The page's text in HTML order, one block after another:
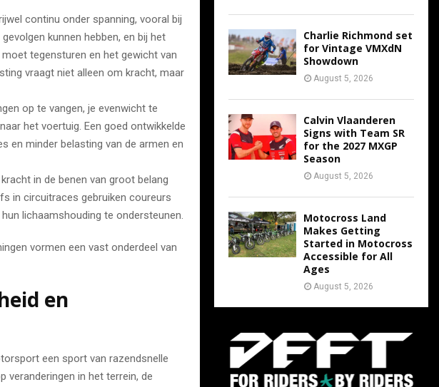
continu onder spanning, vooral bij
kunnen hebben, en bij het
tegensturen en het gewicht van
vraagt niet alleen om kracht, maar
op te vangen, je evenwicht te
het voertuig. Een goed ontwikkelde
en minder belasting van de armen en
in de benen van groot belang
in circuitraces gebruiken coureurs
lichaamshouding te ondersteunen.
vormen een vast onderdeel van
en
een sport van razendsnelle
veranderingen in het terrein, de
Charlie Richmond set
for Vintage VMXdN
Showdown
August 5, 2026
Calvin Vlaanderen
Signs with Team SR
for the 2027 MXGP
Season
August 5, 2026
Motocross Land
Makes Getting
Started in Motocross
Accessible for All
Ages
August 5, 2026